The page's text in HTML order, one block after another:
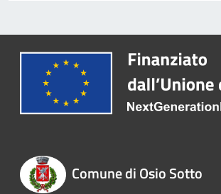
Comune di Osio Sotto